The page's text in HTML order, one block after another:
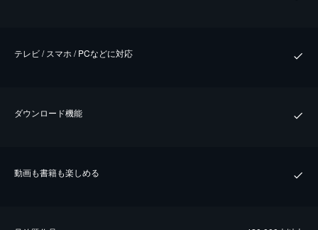
テレビ / スマホ / PCなどに対応
ダウンロード機能
動画も書籍も楽しめる